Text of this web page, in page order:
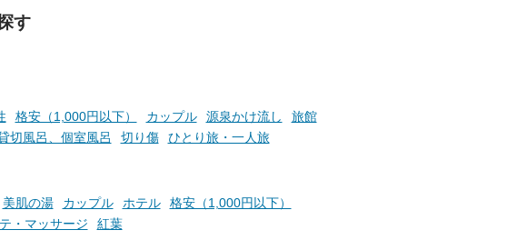
す
格安（1,000円以下） カップル 源泉かけ流し
旅館
切風呂、個室風呂 切り傷 ひとり旅・一人旅
美肌の湯 カップル ホテル
格安（1,000円以下）
・マッサージ 紅葉